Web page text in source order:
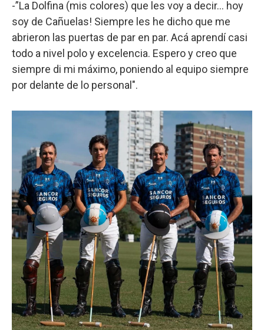
-”La Dolfina (mis colores) que les voy a decir… hoy
soy de Cañuelas! Siempre les he dicho que me
abrieron las puertas de par en par. Acá aprendí casi
todo a nivel polo y excelencia. Espero y creo que
siempre di mi máximo, poniendo al equipo siempre
por delante de lo personal".